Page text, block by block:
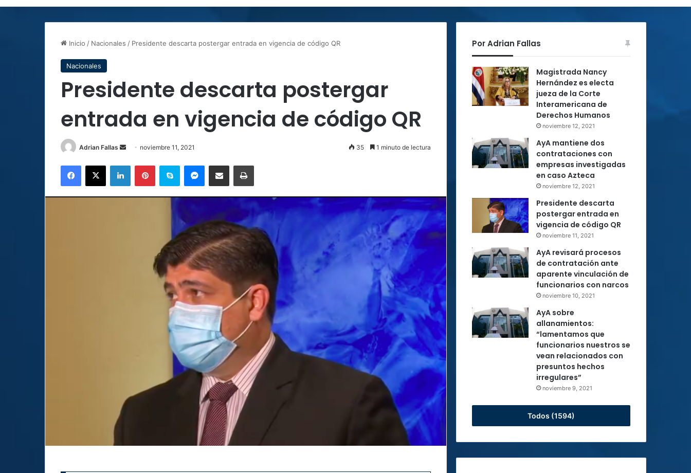
Inicio / Nacionales / Presidente descarta postergar entrada en vigencia de código QR
Nacionales
Presidente descarta postergar
entrada en vigencia de código QR
Adrian Fallas
Send noviembre 11, 2021 35 1 minuto de lectura
Facebook
X LinkedInPinterestSkype MessengerCompartir por correo electrónicoImprimir
Por Adrian Fallas
Magistrada Nancy
Hernández es electa
jueza de la Corte
Interamericana de
Derechos Humanos
noviembre 12, 2021
AyA mantiene dos
contrataciones con
empresas investigadas
en caso Azteca
noviembre 12, 2021
Presidente descarta
postergar entrada en
vigencia de código QR
noviembre 11, 2021
AyA revisará procesos
de contratación ante
aparente vinculación de
funcionarios con narcos
noviembre 10, 2021
AyA sobre
allanamientos:
“lamentamos que
funcionarios nuestros se
vean relacionados con
presuntos hechos
irregulares”
noviembre 9, 2021
Todos (1594)